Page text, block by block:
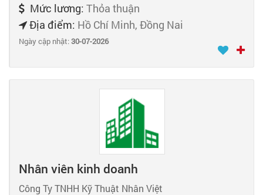
Mức lương: Thỏa thuận
Địa điểm: Hồ Chí Minh, Đồng Nai
Ngày cập nhật:30-07-2026
Nhân viên kinh doanh
Công Ty TNHH Kỹ Thuật Nhân Việt